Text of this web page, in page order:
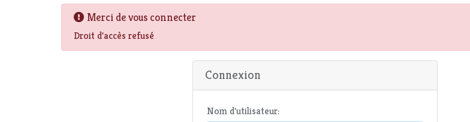
Merci de vous connecter
Droit d'accès refusé
Connexion
Nom d'utilisateur: